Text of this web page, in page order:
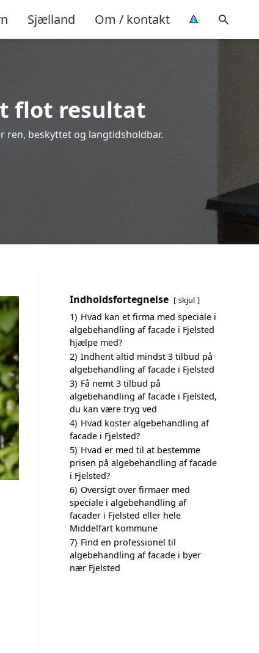
Sjælland Om / kontakt
flot resultat
ren, beskyttet og langtidsholdbar.
Indholdsfortegnelse skjul
1) Hvad kan et firma med speciale i
algebehandling af facade i Fjelsted
hjælpe med?
2) Indhent altid mindst 3 tilbud på
algebehandling af facade i Fjelsted
3) Få nemt 3 tilbud på
algebehandling af facade i Fjelsted,
du kan være tryg ved
4) Hvad koster algebehandling af
facade i Fjelsted?
5) Hvad er med til at bestemme
prisen på algebehandling af facade
i Fjelsted?
6) Oversigt over firmaer med
speciale i algebehandling af
facader i Fjelsted eller hele
Middelfart kommune
7) Find en professionel til
algebehandling af facade i byer
nær Fjelsted